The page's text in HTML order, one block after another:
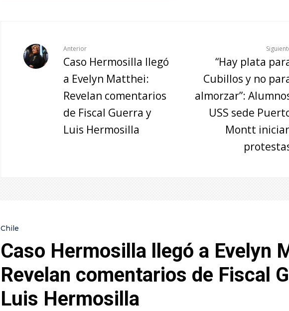
Anterior
Caso Hermosilla llegó
a Evelyn Matthei:
Revelan comentarios
de Fiscal Guerra y
Luis Hermosilla
“Hay plata
Cubillos y no
almorzar”:
USS sede
Montt
Chile
Caso Hermosilla llegó a Evelyn
Revelan comentarios de Fiscal
Luis Hermosilla